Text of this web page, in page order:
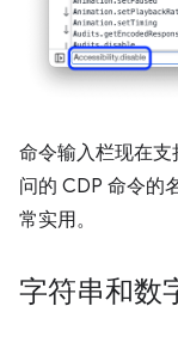
命令输入栏现在
问的 CDP 命令的
常实用。
字符串和数